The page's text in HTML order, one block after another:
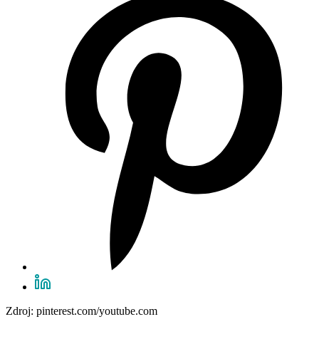
Zdroj: pinterest.com/youtube.com